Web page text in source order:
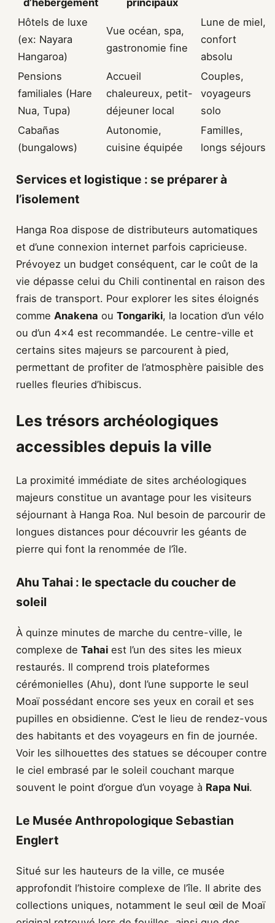
Hôtels de luxe
(ex: Nayara
Hangaroa)
Vue océan, spa,
gastronomie fine
Lune de miel,
confort
absolu
Pensions
familiales (Hare
Nua, Tupa)
Accueil
chaleureux, petit-
déjeuner local
Couples,
voyageurs
solo
Cabañas
(bungalows)
Autonomie,
cuisine équipée
Familles,
longs séjours
Services et logistique : se préparer à
l’isolement
Hanga Roa dispose de distributeurs automatiques
et d’une connexion internet parfois capricieuse.
Prévoyez un budget conséquent, car le coût de la
vie dépasse celui du Chili continental en raison des
frais de transport. Pour explorer les sites éloignés
comme Anakena ou Tongariki, la location d’un vélo
ou d’un 4×4 est recommandée. Le centre-ville et
certains sites majeurs se parcourent à pied,
permettant de profiter de l’atmosphère paisible des
ruelles fleuries d’hibiscus.
Les trésors archéologiques
accessibles depuis la ville
La proximité immédiate de sites archéologiques
majeurs constitue un avantage pour les visiteurs
séjournant à Hanga Roa. Nul besoin de parcourir de
longues distances pour découvrir les géants de
pierre qui font la renommée de l’île.
Ahu Tahai : le spectacle du coucher de
soleil
À quinze minutes de marche du centre-ville, le
complexe de Tahai est l’un des sites les mieux
restaurés. Il comprend trois plateformes
cérémonielles (Ahu), dont l’une supporte le seul
Moaï possédant encore ses yeux en corail et ses
pupilles en obsidienne. C’est le lieu de rendez-vous
des habitants et des voyageurs en fin de journée.
Voir les silhouettes des statues se découper contre
le ciel embrasé par le soleil couchant marque
souvent le point d’orgue d’un voyage à Rapa Nui.
Le Musée Anthropologique Sebastian
Englert
Situé sur les hauteurs de la ville, ce musée
approfondit l’histoire complexe de l’île. Il abrite des
collections uniques, notamment le seul œil de Moaï